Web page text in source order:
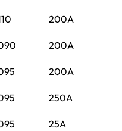
200A
200A
200A
250A
25A